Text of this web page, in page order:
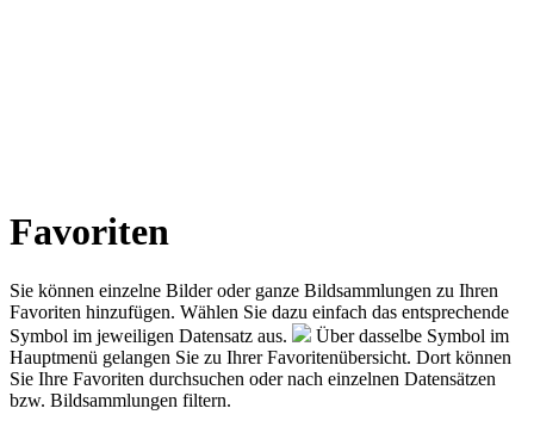
Favoriten
Sie können einzelne Bilder oder ganze Bildsammlungen zu Ihren
Favoriten hinzufügen. Wählen Sie dazu einfach das entsprechende
Symbol im jeweiligen Datensatz aus.
Über dasselbe Symbol im
Hauptmenü gelangen Sie zu Ihrer Favoritenübersicht. Dort können
Sie Ihre Favoriten durchsuchen oder nach einzelnen Datensätzen
bzw. Bildsammlungen filtern.